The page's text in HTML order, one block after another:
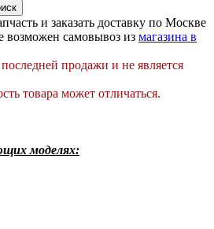
и заказать доставку по Москве
возможен самовывоз из магазина в
продажи и не является
товара может отличаться.
моделях: